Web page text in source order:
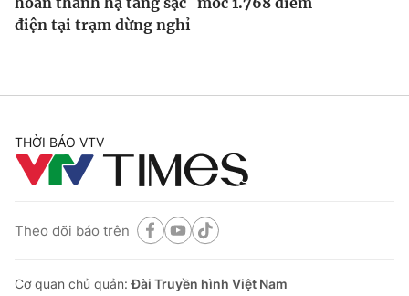
điện tại trạm dừng nghỉ
THỜI BÁO VTV
Theo dõi báo trên
Cơ quan chủ quản:Đài Truyền hình Việt Nam